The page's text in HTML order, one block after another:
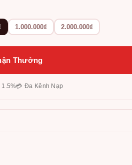
1.000.000₫ 2.000.000₫
Thưởng
1.5%💳 Đa Kênh Nạp